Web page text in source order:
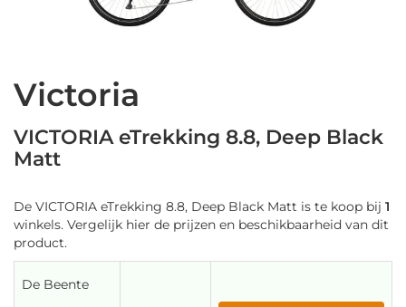
Victoria
VICTORIA eTrekking 8.8, Deep Black
Matt
De VICTORIA eTrekking 8.8, Deep Black Matt is te koop bij 1
winkels. Vergelijk hier de prijzen en beschikbaarheid van dit
product.
De Beente